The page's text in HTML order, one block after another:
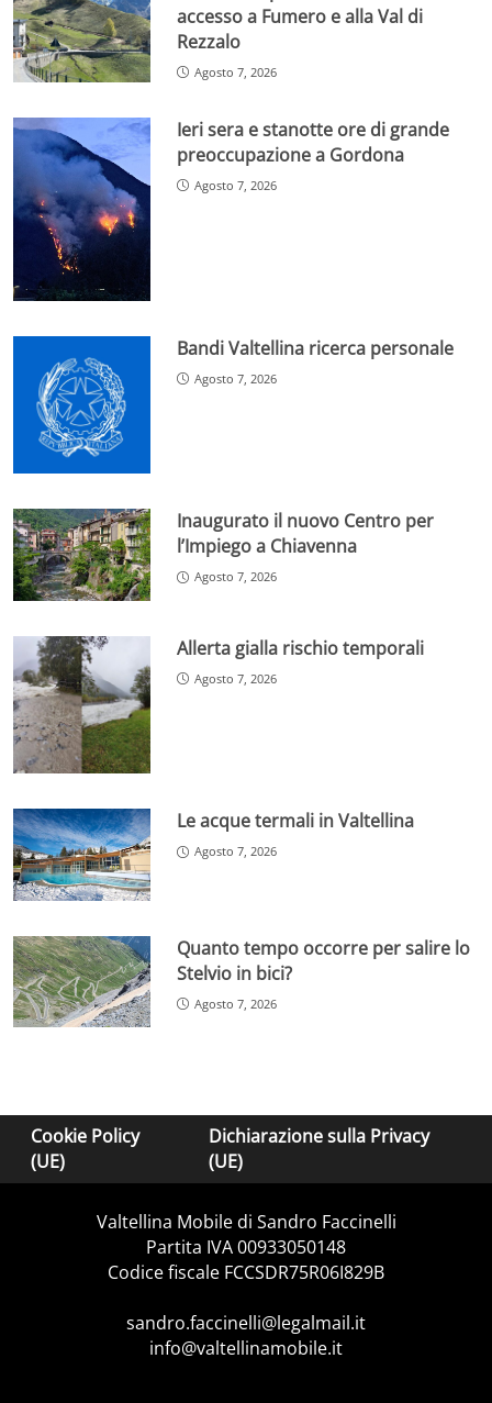
accesso a Fumero e alla Val di
Rezzalo
Agosto 7, 2026
Ieri sera e stanotte ore di grande
preoccupazione a Gordona
Agosto 7, 2026
Bandi Valtellina ricerca personale
Agosto 7, 2026
Inaugurato il nuovo Centro per
l’Impiego a Chiavenna
Agosto 7, 2026
Allerta gialla rischio temporali
Agosto 7, 2026
Le acque termali in Valtellina
Agosto 7, 2026
Quanto tempo occorre per salire lo
Stelvio in bici?
Agosto 7, 2026
Cookie Policy
(UE)
Dichiarazione sulla Privacy
(UE)
Valtellina Mobile di Sandro Faccinelli
Partita IVA 00933050148
Codice fiscale FCCSDR75R06I829B
sandro.faccinelli@legalmail.it
info@valtellinamobile.it